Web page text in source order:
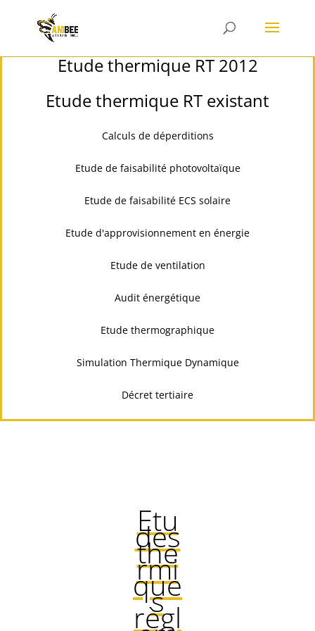
Etude thermique RT 2012
Etude thermique RT existant
Calculs de déperditions
Etude de faisabilité photovoltaïque
Etude de faisabilité ECS solaire
Etude d'approvisionnement en énergie
Etude de ventilation
Audit énergétique
Etude thermographique
Simulation Thermique Dynamique
Décret tertiaire
Etu
des
the
rmi
que
s
règl